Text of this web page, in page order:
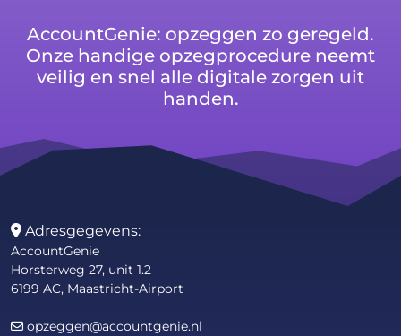
AccountGenie: opzeggen zo geregeld.
Onze handige opzegprocedure neemt
veilig en snel alle digitale zorgen uit
handen.
Adresgegevens:
AccountGenie
Horsterweg 27, unit 1.2
6199 AC, Maastricht-Airport
opzeggen@accountgenie.nl